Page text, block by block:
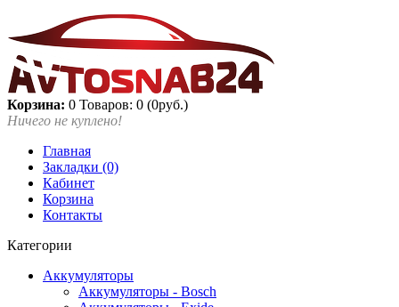
Корзина: 0 Товаров: 0 (0руб.)
Ничего не куплено!
Главная
Закладки (0)
Кабинет
Корзина
Контакты
Категории
Аккумуляторы
Аккумуляторы - Bosch